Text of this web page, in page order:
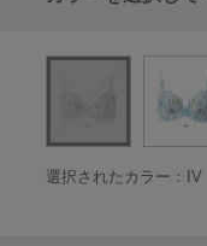
選択されたカラー：IV